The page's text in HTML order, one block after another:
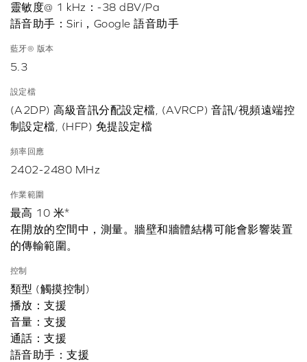
靈敏度@ 1 kHz：-38 dBV/Pa
語音助手：Siri，Google 語音助手
藍牙® 版本
5.3
設定檔
(A2DP) 高級音訊分配設定檔, (AVRCP) 音訊/視頻遠端控
制設定檔, (HFP) 免提設定檔
頻率回應
2402-2480 MHz
作業範圍
最高 10 米*
在開放的空間中，測量。牆壁和牆體結構可能會影響裝置
的傳輸範圍。
控制
類型 (觸摸控制)
播放：支援
音量：支援
通話：支援
語音助手：支援